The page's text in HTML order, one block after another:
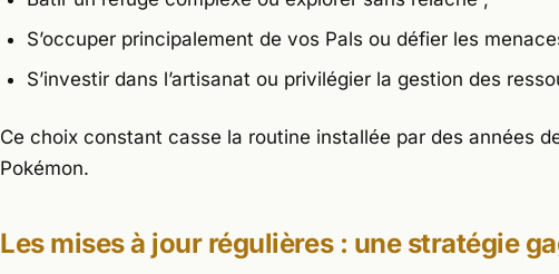
S’occuper principalement de vos Pals ou défier les
S’investir dans l’artisanat ou privilégier la gestion des
Ce choix constant casse la routine installée par des années
Pokémon.
Les mises à jour régulières : une stratégie